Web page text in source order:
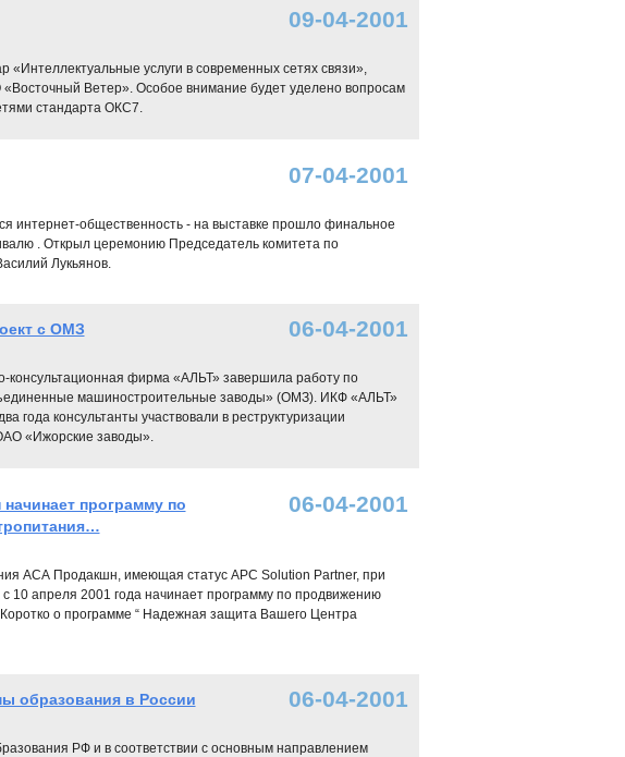
09-04-2001
«Интеллектуальные услуги в современных сетях связи»,
Ветер». Особое внимание будет уделено вопросам
стандарта ОКС7.
07-04-2001
интернет-общественность - на выставке прошло финальное
. Открыл церемонию Председатель комитета по
Лукьянов.
с ОМЗ 06-04-2001
консультационная фирма «АЛЬТ» завершила работу по
машиностроительные заводы» (ОМЗ). ИКФ «АЛЬТ»
консультанты участвовали в реструктуризации
«Ижорские заводы».
программу по
06-04-2001
АСА Продакшн, имеющая статус APC Solution Partner, при
10 апреля 2001 года начинает программу по продвижению
о программе “ Надежная защита Вашего Центра
образования в России 06-04-2001
РФ и в соответствии с основным направлением